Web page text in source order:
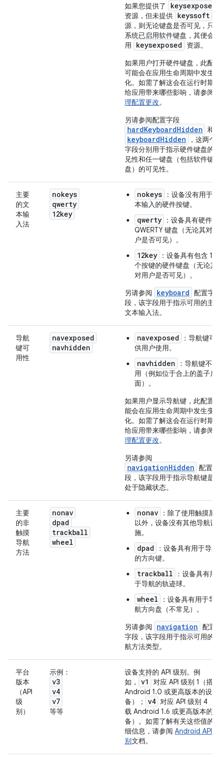
如果您提供了 keysexposed
资源，但未提供 keyssoft
源，则无论键盘是否可见，只
系统已启用软件键盘，其便会
用
keysexposed
资源。
如果用户打开硬件键盘，此配
可能会在应用生命周期中发生
化。如需了解这会在运行时期
给应用带来哪些影响，请参阅
理配置更改。
另请参阅配置字段
hardKeyboardHidden 和
keyboardHidden
，这两个
字段分别用于指示硬件键盘的
见性和任一键盘（包括软件键
盘）的可见性。
主要
的文
本输
入法
nokeys
qwerty
12key
nokeys
：设备没有用于文
本输入的硬件按键。
qwerty
：设备具有硬件
QWERTY 键盘（无论其对用
户是否可见）。
12key
：设备具有包含 12
个按键的硬件键盘（无论其
对用户是否可见）。
另请参阅
keyboard 配置字
段，该字段用于指示可用的主
文本输入法。
导航
键可
用性
navexposed
navhidden
navexposed
：导航键可
供用户使用。
navhidden
：导航键不可
用（例如位于合上的盖子后
面）。
如果用户显示导航键，此配置
能会在应用生命周期中发生变
化。如需了解这会在运行时期
给应用带来哪些影响，请参阅
理配置更改。
另请参阅
navigationHidden 配置字
段，该字段用于指示导航键是
处于隐藏状态。
主要
的非
触摸
导航
方法
nonav
dpad
trackball
wheel
nonav
：除了使用触摸屏
以外，设备没有其他导航设
施。
dpad
：设备具有用于导航
的方向键。
trackball
：设备具有用
于导航的轨迹球。
wheel
：设备具有用于导
航方向盘（不常见）。
另请参阅
navigation 配置
字段，该字段用于指示可用的
航方法类型。
平台
版本
（API
级
别）
示例：
v3
v4
v7
等等
设备支持的 API 级别。例
如，
v1
对应 API 级别 1（搭载
Android 1.0 或更高版本的设
备）；
v4 对应 API 级别 4（
载 Android 1.6 或更高版本的设
备）。如需了解有关这些值的
细信息，请参阅 Android API
别文档。